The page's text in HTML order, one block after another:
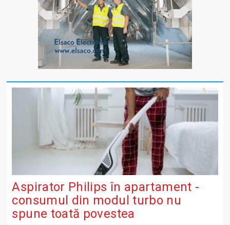
Aspirator Philips în apartament -
consumul din modul turbo nu
spune toată povestea